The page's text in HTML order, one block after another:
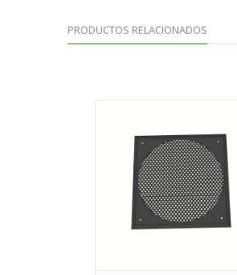
PRODUCTOS RELACIONADOS